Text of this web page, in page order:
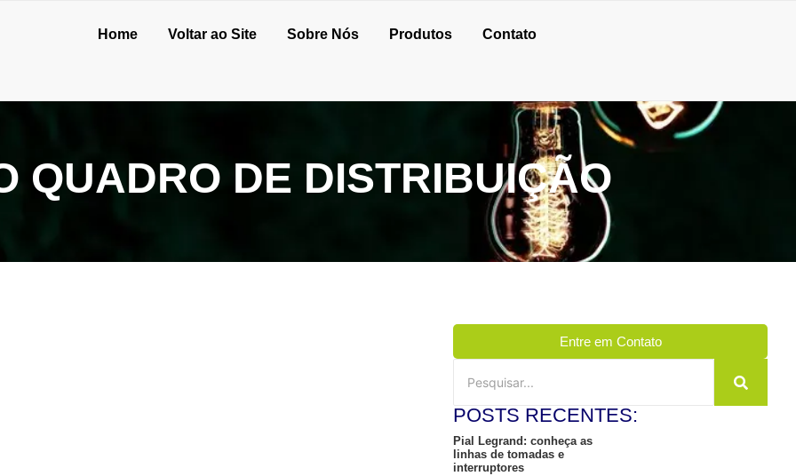
Home Voltar ao Site Sobre Nós Produtos Contato
QUADRO DE DISTRIBUIÇÃO
Entre em Contato
POSTS RECENTES:
Pial Legrand: conheça as
linhas de tomadas e
interruptores